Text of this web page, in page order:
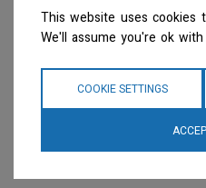
This website uses cookies
We'll assume you're ok
COOKIE SETTINGS